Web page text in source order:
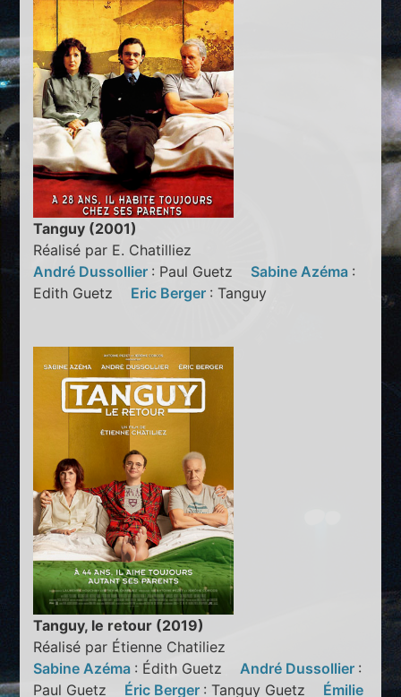
Tanguy (2001)
Réalisé par E. Chatilliez
André Dussollier : Paul Guetz Sabine Azéma :
Edith Guetz Eric Berger : Tanguy
Tanguy, le retour (2019)
Réalisé par Étienne Chatiliez
Sabine Azéma : Édith Guetz André Dussollier :
Paul Guetz Éric Berger : Tanguy Guetz Émilie